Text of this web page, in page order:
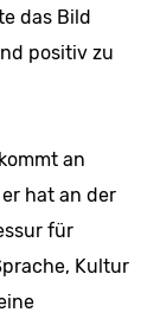
das Bild
positiv zu
an
hat an der
für
Kultur